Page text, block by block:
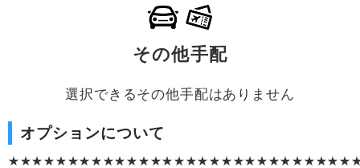
その他手配
選択できるその他手配はありません
オプションについて